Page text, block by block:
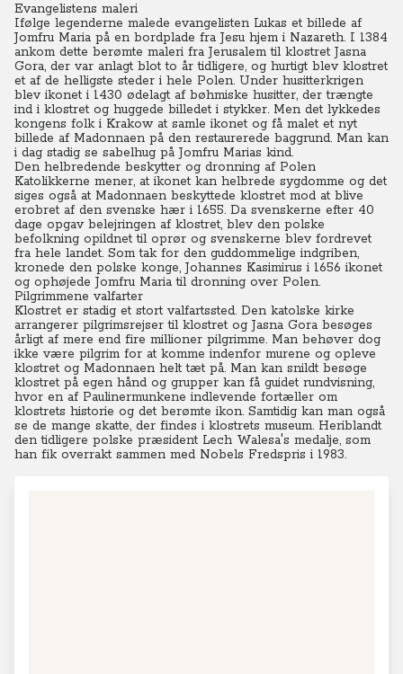
Evangelistens maleri
Ifølge legenderne malede evangelisten Lukas et billede af
Jomfru Maria på en bordplade fra Jesu hjem i Nazareth. I 1384
ankom dette berømte maleri fra Jerusalem til klostret Jasna
Gora, der var anlagt blot to år tidligere, og hurtigt blev klostret
et af de helligste steder i hele Polen. Under husitterkrigen
blev ikonet i 1430 ødelagt af bøhmiske husitter, der trængte
ind i klostret og huggede billedet i stykker. Men det lykkedes
kongens folk i Krakow at samle ikonet og få malet et nyt
billede af Madonnaen på den restaurerede baggrund. Man kan
i dag stadig se sabelhug på Jomfru Marias kind.
Den helbredende beskytter og dronning af Polen
Katolikkerne mener, at ikonet kan helbrede sygdomme og det
siges også at Madonnaen beskyttede klostret mod at blive
erobret af den svenske hær i 1655. Da svenskerne efter 40
dage opgav belejringen af klostret, blev den polske
befolkning opildnet til oprør og svenskerne blev fordrevet
fra hele landet. Som tak for den guddommelige indgriben,
kronede den polske konge, Johannes Kasimirus i 1656 ikonet
og ophøjede Jomfru Maria til dronning over Polen.
Pilgrimmene valfarter
Klostret er stadig et stort valfartssted. Den katolske kirke
arrangerer pilgrimsrejser til klostret og Jasna Gora besøges
årligt af mere end fire millioner pilgrimme. Man behøver dog
ikke være pilgrim for at komme indenfor murene og opleve
klostret og Madonnaen helt tæt på. Man kan snildt besøge
klostret på egen hånd og grupper kan få guidet rundvisning,
hvor en af Paulinermunkene indlevende fortæller om
klostrets historie og det berømte ikon. Samtidig kan man også
se de mange skatte, der findes i klostrets museum. Heriblandt
den tidligere polske præsident Lech Walesa's medalje, som
han fik overrakt sammen med Nobels Fredspris i 1983.